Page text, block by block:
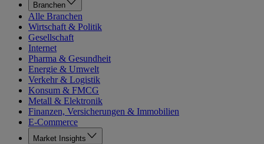
Branchen
Alle Branchen
Wirtschaft & Politik
Gesellschaft
Internet
Pharma & Gesundheit
Energie & Umwelt
Verkehr & Logistik
Konsum & FMCG
Metall & Elektronik
Finanzen, Versicherungen & Immobilien
E-Commerce
Market Insights